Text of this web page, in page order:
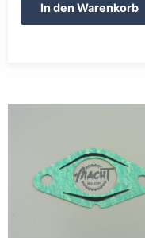
In den Warenkorb